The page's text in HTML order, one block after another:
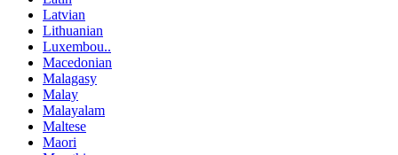
Latvian
Lithuanian
Luxembou..
Macedonian
Malagasy
Malay
Malayalam
Maltese
Maori